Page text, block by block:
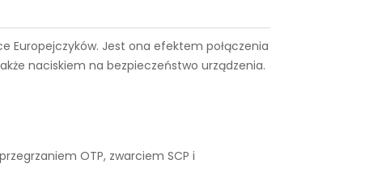
Europejczyków. Jest ona efektem połączenia
naciskiem na bezpieczeństwo urządzenia.
OTP, zwarciem SCP i